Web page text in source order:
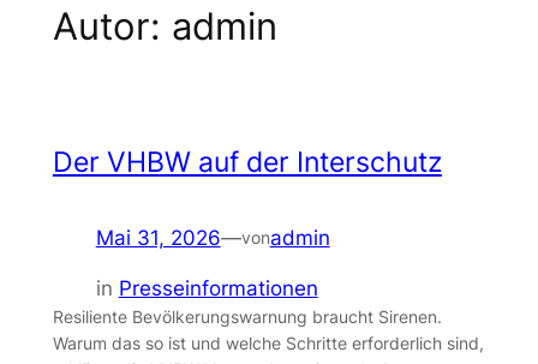
Autor: admin
Der VHBW auf der Interschutz
Mai 31, 2026—vonadmin
in Presseinformationen
Resiliente Bevölkerungswarnung braucht Sirenen.
Warum das so ist und welche Schritte erforderlich sind,